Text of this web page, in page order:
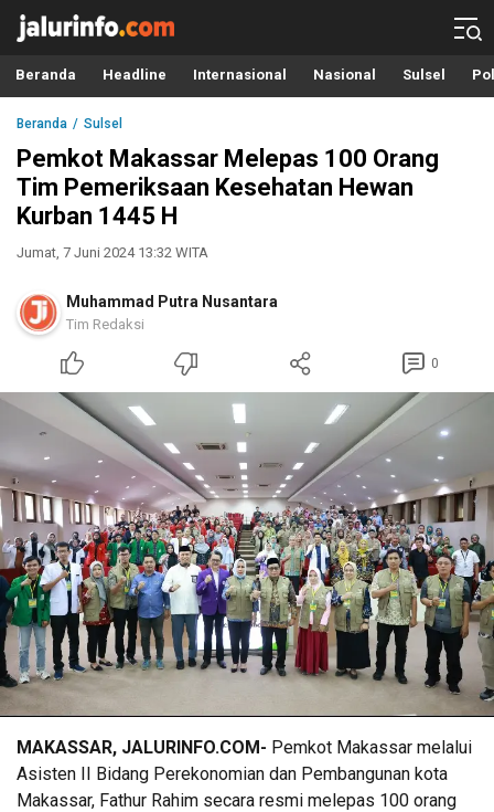
Info Terbaru, Berita Terkini Hari Ini, Jalurinfo.com
Terkini, Akurat dan Terpercaya
Beranda Headline Internasional Nasional Sulsel
Beranda Sulsel
Pemkot Makassar Melepas 100 Orang
Tim Pemeriksaan Kesehatan Hewan
Kurban 1445 H
Jumat, 7 Juni 2024 13:32 WITA
Muhammad Putra Nusantara
Tim Redaksi
0
MAKASSAR, JALURINFO.COM- Pemkot Makassar melalui
Asisten II Bidang Perekonomian dan Pembangunan kota
Makassar, Fathur Rahim secara resmi melepas 100 orang